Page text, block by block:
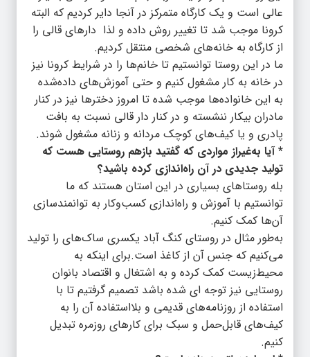
عالی است و یک کارگاه متمرکز در آنجا دایر کردیم که البته
کرونا موجب شد تا تغییر روش داده و لذا دارهای قالی را
از کارگاه به خانه‌های شخصی منتقل کردیم.
ما در این روستا توانستیم تا خانم‌ها را در شرایط کرونا نیز
در خانه به کار مشغول کنیم و حتی آموزش‌های داده‌شده
به این خانواده‌ها موجب شده تا امروز دخترها نیز در کنار
مادران بیکار ننشسته و در کنار دار قالی نسبت به بافت
پادری و یا کیف‌های کوچک مردانه و زنانه مشغول شوند.
* آیا به‌غیراز مواردی که گفتید بازهم روستایی هست که
تولید جدیدی در آن راه‌اندازی کرده باشید؟
بله روستاهای بسیاری در این استان هستند که ما
توانستیم با آموزش و راه‌اندازی کسب‌وکار به توانمندسازی
آن‌ها کمک کنیم.
به‌طور مثال در روستای کنگ آباد یکسری ساک‌های را تولید
می‌کنیم که جنس آن از کاغذ است.برای اینکه به
محیط‌زیست کمک کرده و به اشتغال و اقتصاد بانوان
روستایی نیز توجه ای شده باشد تصمیم گرفتیم تا با
استفاده از روزنامه‌های قدیمی و بلااستفاده آن را به
کیف‌های قابل‌حمل و سبک برای کارهای روزمره تبدیل
کنیم.